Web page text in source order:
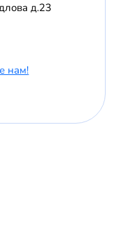
д.23
нам!